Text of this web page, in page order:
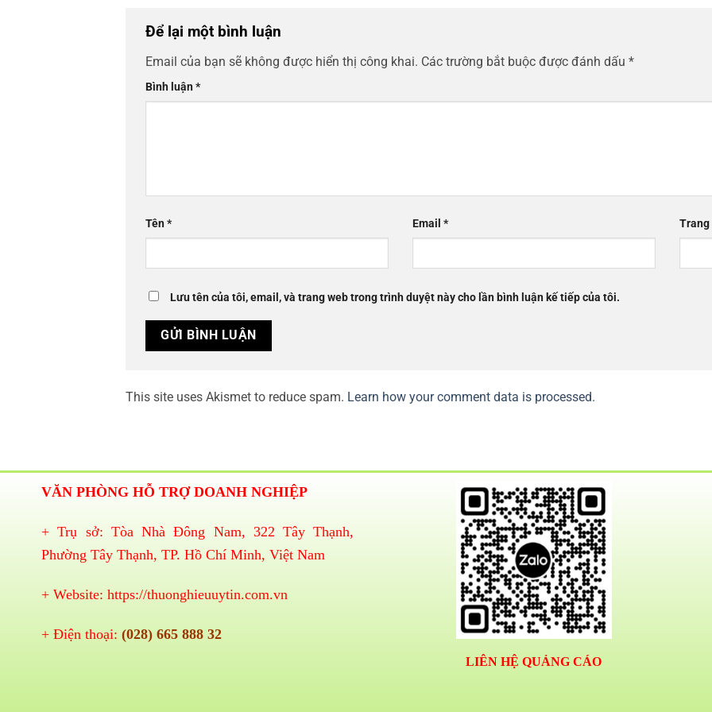
Để lại một bình luận
Email của bạn sẽ không được hiển thị công khai. Các trường bắt buộc được đánh dấu *
Bình luận*
Tên* Email * Trang
Lưu tên của tôi, email, và trang web trong trình duyệt này cho lần bình luận kế tiếp của tôi.
This site uses Akismet to reduce spam. Learn how your comment data is processed.
VĂN PHÒNG HỖ TRỢ DOANH NGHIỆP
+ Trụ sở: Tòa Nhà Đông Nam, 322 Tây Thạnh,
Phường Tây Thạnh, TP. Hồ Chí Minh, Việt Nam
+ Website: https://thuonghieuuytin.com.vn
+ Điện thoại: (028) 665 888 32
LIÊN HỆ QUẢNG CÁO